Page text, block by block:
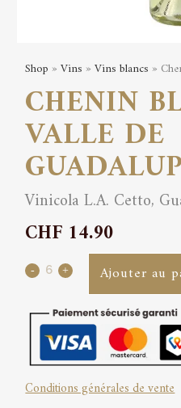
Shop »Vins »Vins blancs »
CHENIN
VALLE DE
Vinicola L.A. Cetto,
CHF 14.90
Chenin
Valle
de
Guadalupe
Ajouter au
Conditions générales de vente